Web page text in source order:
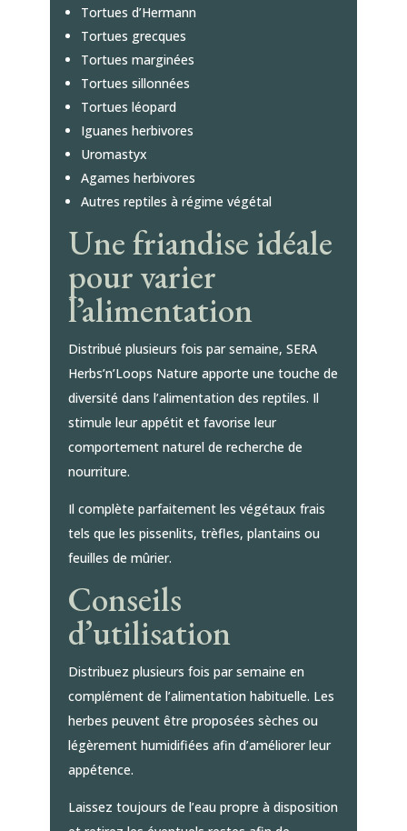
Tortues d’Hermann
Tortues grecques
Tortues marginées
Tortues sillonnées
Tortues léopard
Iguanes herbivores
Uromastyx
Agames herbivores
Autres reptiles à régime végétal
Une friandise idéale
pour varier
l’alimentation
Distribué plusieurs fois par semaine, SERA
Herbs’n’Loops Nature apporte une touche de
diversité dans l’alimentation des reptiles. Il
stimule leur appétit et favorise leur
comportement naturel de recherche de
nourriture.
Il complète parfaitement les végétaux frais
tels que les pissenlits, trèfles, plantains ou
feuilles de mûrier.
Conseils
d’utilisation
Distribuez plusieurs fois par semaine en
complément de l’alimentation habituelle. Les
herbes peuvent être proposées sèches ou
légèrement humidifiées afin d’améliorer leur
appétence.
Laissez toujours de l’eau propre à disposition